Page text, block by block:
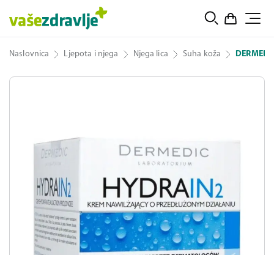
Naslovnica Ljepota i njega Njega lica Suha koža